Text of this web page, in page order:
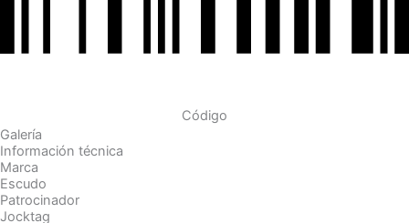
Código
Galería
Información técnica
Marca
Escudo
Patrocinador
Jocktag